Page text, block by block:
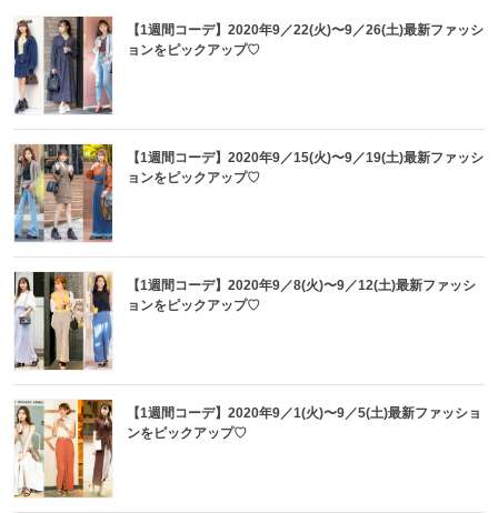
【1週間コーデ】2020年9／22(火)〜9／26(土)最新ファッシ
ョンをピックアップ♡
【1週間コーデ】2020年9／15(火)〜9／19(土)最新ファッシ
ョンをピックアップ♡
【1週間コーデ】2020年9／8(火)〜9／12(土)最新ファッシ
ョンをピックアップ♡
【1週間コーデ】2020年9／1(火)〜9／5(土)最新ファッショ
ンをピックアップ♡